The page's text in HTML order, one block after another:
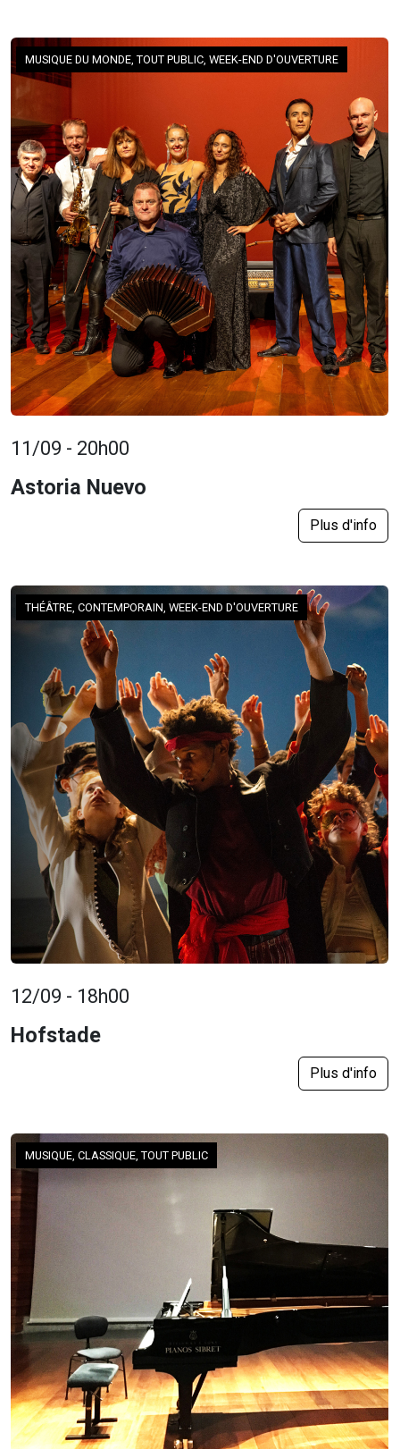
MUSIQUE DU MONDE, TOUT PUBLIC, WEEK-END D'OUVERTURE
11/09 - 20h00
Astoria Nuevo
Plus d'info
THÉÂTRE, CONTEMPORAIN, WEEK-END D'OUVERTURE
12/09 - 18h00
Hofstade
Plus d'info
MUSIQUE, CLASSIQUE, TOUT PUBLIC